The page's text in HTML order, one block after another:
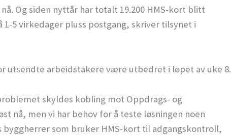
Og siden nyttår har totalt 19.200 HMS-kort blitt
5 virkedager pluss postgang, skriver tilsynet i
utsendte arbeidstakere være utbedret i løpet av uke 8.
skyldes kobling mot Oppdrags- og
nå, men vi har behov for å teste løsningen noen
som bruker HMS-kort til adgangskontroll,